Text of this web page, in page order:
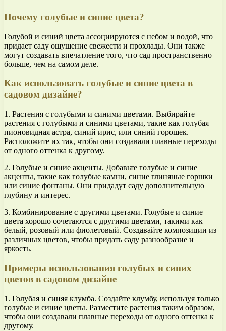
Почему голубые и синие цвета?
Голубой и синий цвета ассоциируются с небом и водой, что
придает саду ощущение свежести и прохлады. Они также
могут создавать впечатление того, что сад пространственно
больше, чем на самом деле.
Как использовать голубые и синие цвета в
садовом дизайне?
1. Растения с голубыми и синими цветами. Выбирайте
растения с голубыми и синими цветами, такие как голубая
пионовидная астра, синий ирис, или синий горошек.
Расположите их так, чтобы они создавали плавные переходы
от одного оттенка к другому.
2. Голубые и синие акценты. Добавьте голубые и синие
акценты, такие как голубые камни, синие глиняные горшки
или синие фонтаны. Они придадут саду дополнительную
глубину и интерес.
3. Комбинирование с другими цветами. Голубые и синие
цвета хорошо сочетаются с другими цветами, такими как
белый, розовый или фиолетовый. Создавайте композиции из
различных цветов, чтобы придать саду разнообразие и
яркость.
Примеры использования голубых и синих
цветов в садовом дизайне
1. Голубая и синяя клумба. Создайте клумбу, используя только
голубые и синие цветы. Разместите растения таким образом,
чтобы они создавали плавные переходы от одного оттенка к
другому.